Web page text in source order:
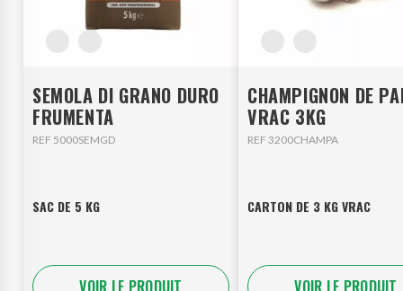
SEMOLA DI GRANO DURO
FRUMENTA
REF 5000SEMGD
SAC DE 5 KG
VOIR LE PRODUIT
CHAMPIGNON DE
VRAC 3KG
REF 3200CHAMPA
CARTON DE 3 KG VRAC
VOIR LE PRODUIT